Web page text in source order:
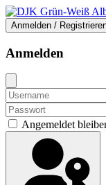
Anmelden /
Anmelden
Angemeldet